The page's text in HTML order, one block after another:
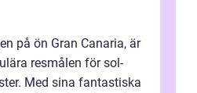
på ön Gran Canaria, är
resmålen för sol-
Med sina fantastiska